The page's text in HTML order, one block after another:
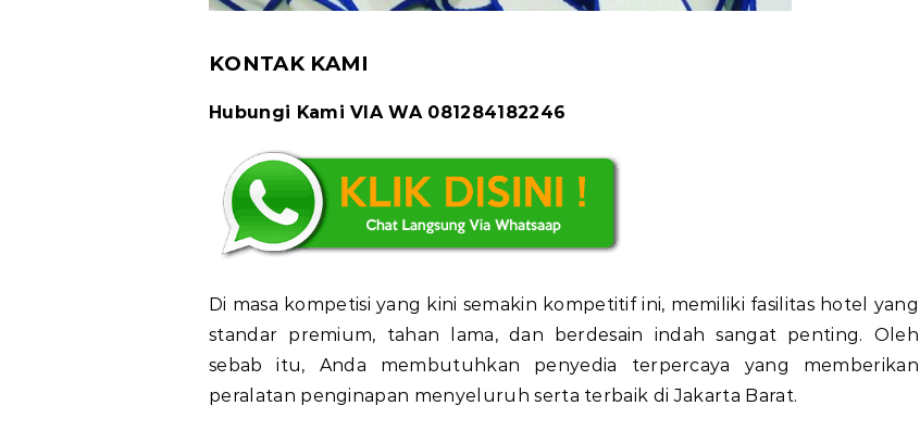
KONTAK KAMI
Hubungi Kami VIA WA 081284182246
Di masa kompetisi yang kini semakin kompetitif ini, memiliki fasilitas hotel yang
standar premium, tahan lama, dan berdesain indah sangat penting. Oleh
sebab itu, Anda membutuhkan penyedia terpercaya yang memberikan
peralatan penginapan menyeluruh serta terbaik di Jakarta Barat.